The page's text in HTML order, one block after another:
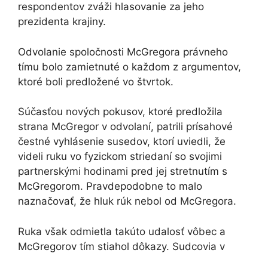
respondentov zváži hlasovanie za jeho
prezidenta krajiny.
Odvolanie spoločnosti McGregora právneho
tímu bolo zamietnuté o každom z argumentov,
ktoré boli predložené vo štvrtok.
Súčasťou nových pokusov, ktoré predložila
strana McGregor v odvolaní, patrili prísahové
čestné vyhlásenie susedov, ktorí uviedli, že
videli ruku vo fyzickom striedaní so svojimi
partnerskými hodinami pred jej stretnutím s
McGregorom. Pravdepodobne to malo
naznačovať, že hluk rúk nebol od McGregora.
Ruka však odmietla takúto udalosť vôbec a
McGregorov tím stiahol dôkazy. Sudcovia v